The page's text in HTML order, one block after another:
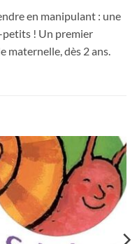
en manipulant : une
petits ! Un premier
maternelle, dès 2 ans.